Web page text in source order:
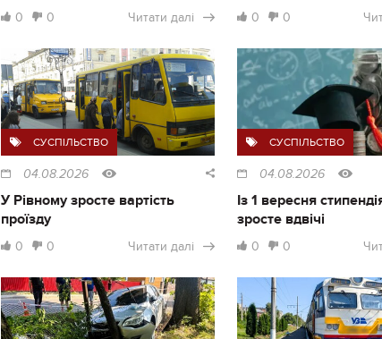
0 0 Читати далі 0 0
СУСПІЛЬСТВО
04.08.2026
У Рівному зросте вартість
проїзду
0 0 Читати далі
СУСПІЛЬСТВО
04.08.2026
Із 1 вересня
зросте вдвічі
0 0